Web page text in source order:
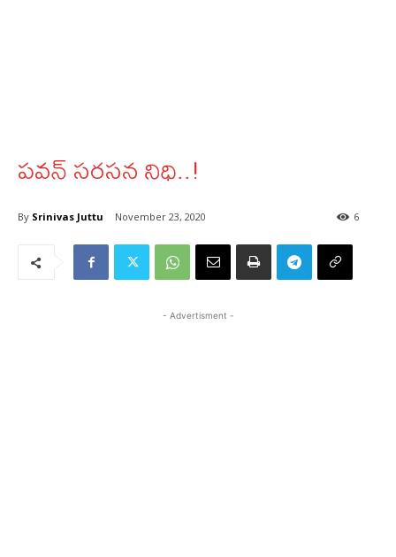
పవన్‌ సరసన నిధి..!
By Srinivas Juttu November 23, 2020 6
- Advertisment -